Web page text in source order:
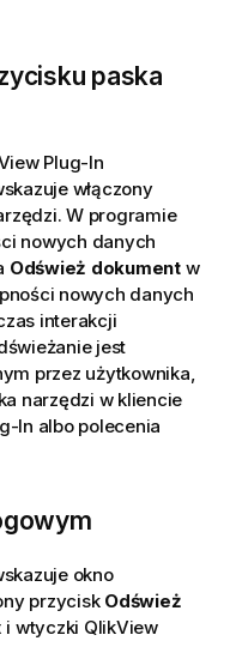
paska
Plug-In
włączony
W programie
nowych danych
Odśwież dokumentw
nowych danych
interakcji
jest
przez użytkownika,
narzędzi w kliencie
In albo polecenia
okno
przycisk Odśwież
i wtyczki QlikView